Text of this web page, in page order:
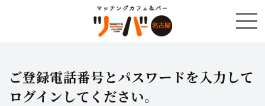
ご登録電話番号とパスワードを入力して
ログインしてください。